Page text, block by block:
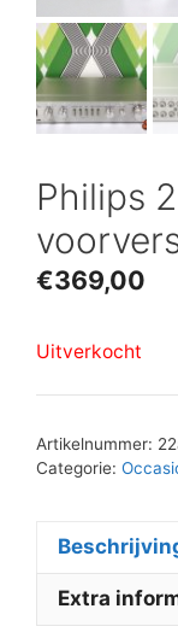
Philips
€369,00
Uitverkocht
Artikelnummer:
Categorie:
Extra